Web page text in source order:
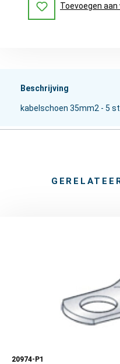
Toevoegen
Beschrijving
kabelschoen 35mm2 - 5
20974-P1